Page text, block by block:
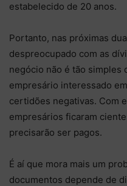
estabelecido de 20 anos.
Portanto, nas próximas
despreocupado com as
negócio não é tão simples
empresário interessado
certidões negativas. Com
empresários ficaram
precisarão ser pagos.
É aí que mora mais um
documentos depende de